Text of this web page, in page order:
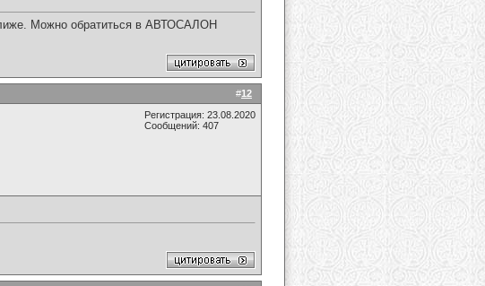
Можно обратиться в АВТОСАЛОН
#12
Регистрация: 23.08.2020
Сообщений: 407